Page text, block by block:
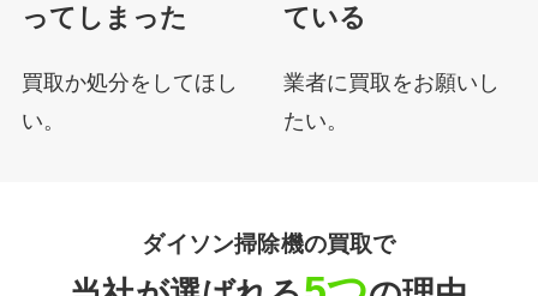
ってしまった
買取か処分をしてほし
い。
ている
業者に買取をお願いし
たい。
ダイソン掃除機の買取で